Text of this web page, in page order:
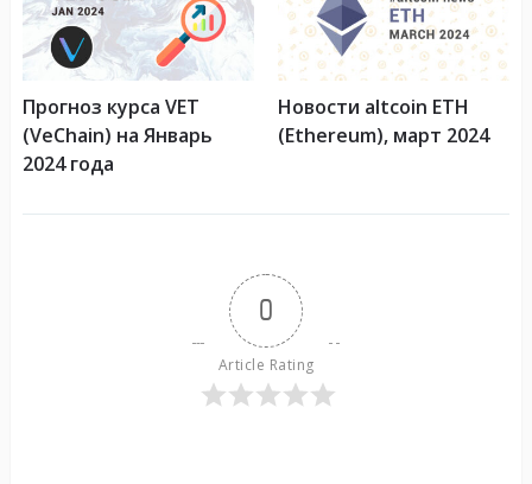
Прогноз курса VET
(VeChain) на Январь
2024 года
Новости altcoin ETH
(Ethereum), март 2024
0
Article Rating